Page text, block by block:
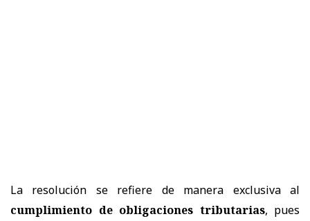
La resolución se refiere de manera exclusiva al
cumplimiento de obligaciones tributarias, pues